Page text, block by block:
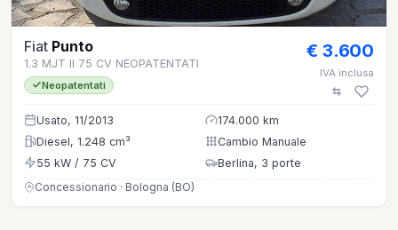
Fiat Punto
1.3 MJT II 75 CV NEOPATENTATI
Neopatentati
€ 3.600
IVA inclusa
Usato, 11/2013
174.000 km
Diesel, 1.248 cm³
Cambio Manuale
55 kW / 75 CV
Berlina, 3 porte
Concessionario · Bologna (BO)